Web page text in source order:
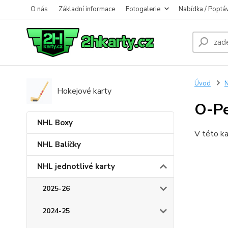
O nás Základní informace Fotogalerie Nabídka /
Hokejové karty
NHL Boxy
NHL Balíčky
NHL jednotlivé karty
2025-26
2024-25
Úvod
O-
V této